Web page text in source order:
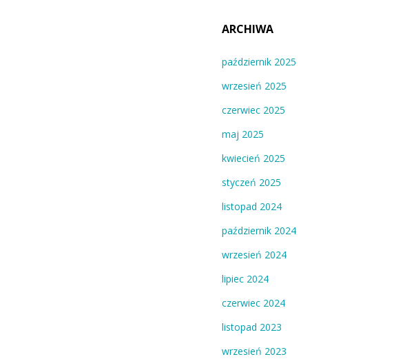
ARCHIWA
październik 2025
wrzesień 2025
czerwiec 2025
maj 2025
kwiecień 2025
styczeń 2025
listopad 2024
październik 2024
wrzesień 2024
lipiec 2024
czerwiec 2024
listopad 2023
wrzesień 2023